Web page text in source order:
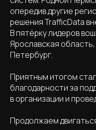
опередив другие
решения TrafficData
В пятёрку лидеров
Ярославская
Петербург.
Приятным итогом
благодарности за
в организации и
Продолжаем